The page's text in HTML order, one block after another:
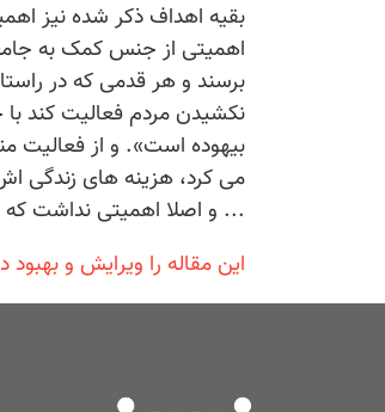
بقیه اهداف ذکر شده نیز
اهمیتی از جنس کمک به
برسند و هر قدمی که در
نکشیدن مردم فعالیت کند
بیهوده است». و از فعالیت
می کرد، هزینه های زندگی
... و اصلا اهمیتی نداشت
این مقاله را ویرایش و بهبود